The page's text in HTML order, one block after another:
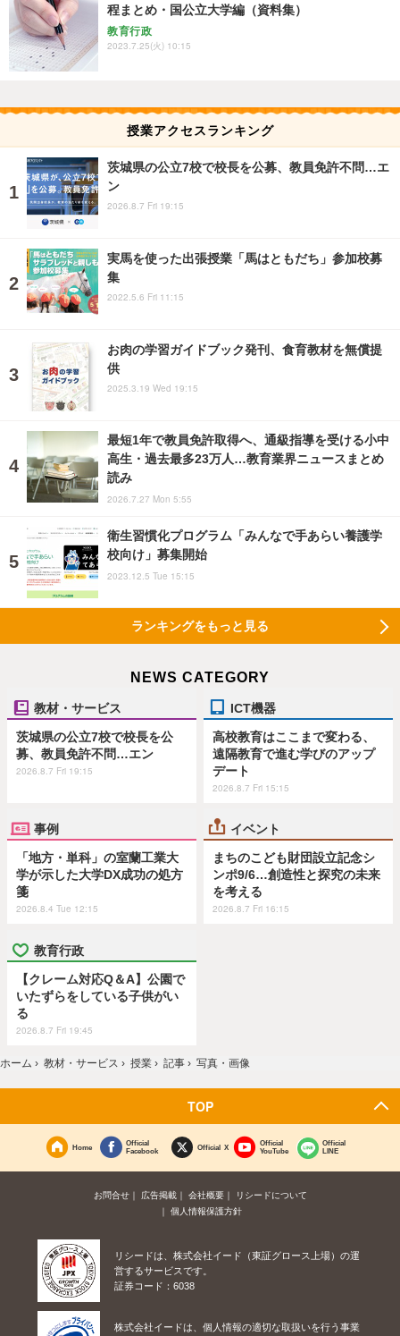
程まとめ・国公立大学編（資料集）
教育行政
2023.7.25(火) 10:15
授業アクセスランキング
茨城県の公立7校で校長を公募、教員免許不問…エ
ン
2026.8.7 Fri 19:15
実馬を使った出張授業「馬はともだち」参加校募
集
2022.5.6 Fri 11:15
お肉の学習ガイドブック発刊、食育教材を無償提
供
2025.3.19 Wed 19:15
最短1年で教員免許取得へ、通級指導を受ける小中
高生・過去最多23万人…教育業界ニュースまとめ
読み
2026.7.27 Mon 5:55
衛生習慣化プログラム「みんなで手あらい養護学
校向け」募集開始
2023.12.5 Tue 15:15
ランキングをもっと見る
NEWS CATEGORY
教材・サービス
茨城県の公立7校で校長を公
募、教員免許不問…エン
2026.8.7 Fri 19:15
ICT機器
高校教育はここまで変わる、
遠隔教育で進む学びのアップ
デート
2026.8.7 Fri 15:15
事例
「地方・単科」の室蘭工業大
学が示した大学DX成功の処方
箋
2026.8.4 Tue 12:15
イベント
まちのこども財団設立記念シ
ンポ9/6…創造性と探究の未来
を考える
2026.8.7 Fri 16:15
教育行政
【クレーム対応Q＆A】公園で
いたずらをしている子供がい
る
2026.8.7 Fri 19:45
ホーム › 教材・サービス › 授業 › 記事 › 写真・画像
TOP
Home
Official
Facebook
Official X
Official
YouTube
Official
LINE
お問合せ 広告掲載 会社概要
リシードについて
個人情報保護方針
リシードは、株式会社イード（東証グロース上場）の運
営するサービスです。
証券コード：6038
株式会社イードは、個人情報の適切な取扱いを行う事業